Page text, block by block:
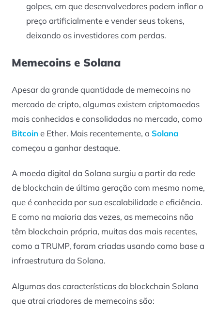
golpes, em que desenvolvedores podem inflar o
preço artificialmente e vender seus tokens,
deixando os investidores com perdas.
Memecoins e Solana
Apesar da grande quantidade de memecoins no
mercado de cripto, algumas existem criptomoedas
mais conhecidas e consolidadas no mercado, como
Bitcoin e Ether. Mais recentemente, a Solana
começou a ganhar destaque.
A moeda digital da Solana surgiu a partir da rede
de blockchain de última geração com mesmo nome,
que é conhecida por sua escalabilidade e eficiência.
E como na maioria das vezes, as memecoins não
têm blockchain própria, muitas das mais recentes,
como a TRUMP, foram criadas usando como base a
infraestrutura da Solana.
Algumas das características da blockchain Solana
que atrai criadores de memecoins são: